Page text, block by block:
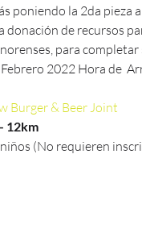
poniendo la 2da pieza
donación de recursos
para completar
2022 Hora de
Burger & Beer Joint
12km
(No requieren